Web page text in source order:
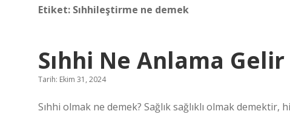
Etiket: Sıhhileştirme ne demek
Sıhhi Ne Anlama Gelir
Tarih: Ekim 31, 2024
Sıhhi olmak ne demek? Sağlık sağlıklı olmak demektir,